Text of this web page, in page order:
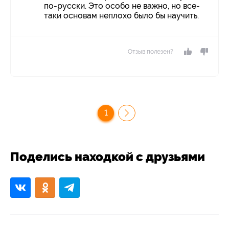
по-русски. Это особо не важно, но все-
таки основам неплохо было бы научить.
Отзыв полезен?
1
Поделись находкой с друзьями